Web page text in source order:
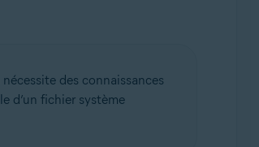
des connaissances
d’un fichier système